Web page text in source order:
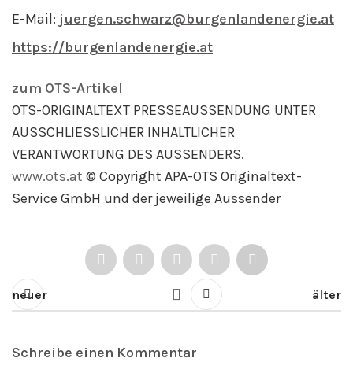
E-Mail: juergen.schwarz@burgenlandenergie.at
https://burgenlandenergie.at
zum OTS-Artikel
OTS-ORIGINALTEXT PRESSEAUSSENDUNG UNTER
AUSSCHLIESSLICHER INHALTLICHER
VERANTWORTUNG DES AUSSENDERS.
www.ots.at © Copyright APA-OTS Originaltext-
Service GmbH und der jeweilige Aussender
neuer älter
Schreibe einen Kommentar